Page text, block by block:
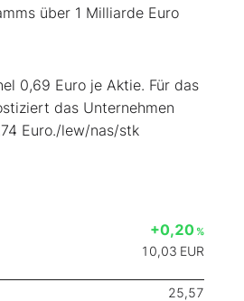
über 1 Milliarde Euro
0,69 Euro je Aktie. Für das
das Unternehmen
Euro./lew/nas/stk
+0,20 %
10,03 EUR
25,57